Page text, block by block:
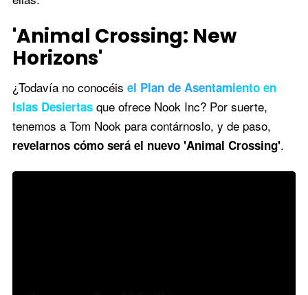
'Animal Crossing: New
Horizons'
¿Todavía no conocéis el Plan de Asentamiento en
Islas Desiertasque ofrece Nook Inc? Por suerte,
tenemos a Tom Nook para contárnoslo, y de paso,
revelarnos cómo será el nuevo 'Animal Crossing'.